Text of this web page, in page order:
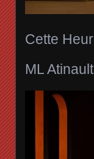
Cette
ML Atinault